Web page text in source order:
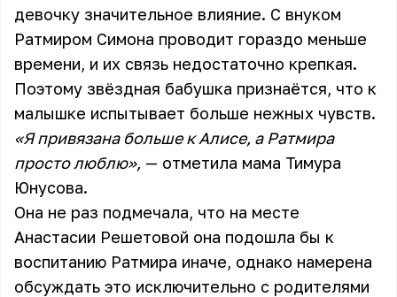
девочку значительное влияние. С внуком
Ратмиром Симона проводит гораздо меньше
времени, и их связь недостаточно крепкая.
Поэтому звёздная бабушка признаётся, что к
малышке испытывает больше нежных чувств.
«Я привязана больше к Алисе, а Ратмира
просто люблю», — отметила мама Тимура
Юнусова.
Она не раз подмечала, что на месте
Анастасии Решетовой она подошла бы к
воспитанию Ратмира иначе, однако намерена
обсуждать это исключительно с родителями